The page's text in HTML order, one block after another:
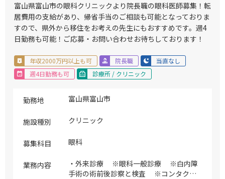
富山県富山市の眼科クリニックより院長職の眼科医師募集！転
居費用の支給があり、帰省手当のご相談も可能となっておりま
すので、県外から移住をお考えの先生にもおすすめです。週4
日勤務も可能！ご応募・お問い合わせお待ちしております！
年収2000万円以上も可 院長職
当直なし
週4日勤務も可
診療所 / クリニック
勤務地 富山県富山市
施設種別 クリニック
募集科目 眼科
業務内容
・外来診療 ※眼科一般診療 ※白内障
手術の術前後診察と検査 ※コンタクト